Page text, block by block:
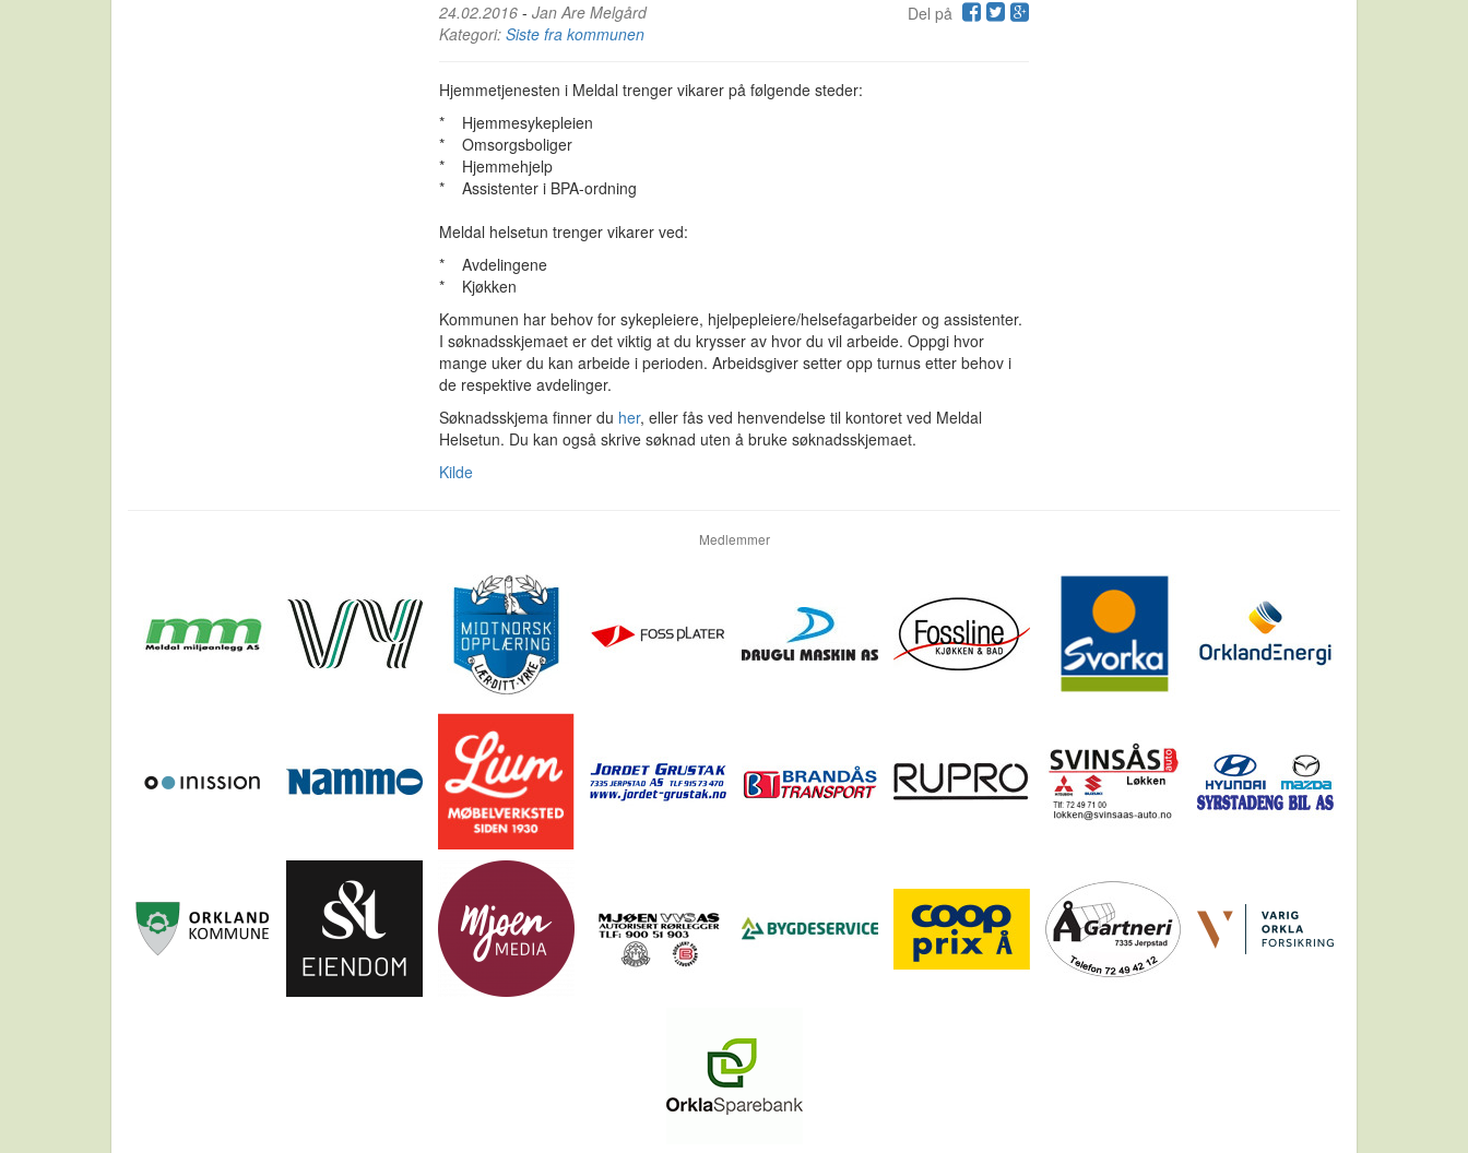
Del på
24.02.2016 - Jan Are Melgård
Kategori: Siste fra kommunen
Hjemmetjenesten i Meldal trenger vikarer på følgende steder:
* Hjemmesykepleien
* Omsorgsboliger
* Hjemmehjelp
* Assistenter i BPA-ordning
Meldal helsetun trenger vikarer ved:
* Avdelingene
* Kjøkken
Kommunen har behov for sykepleiere, hjelpepleiere/helsefagarbeider og assistenter.
I søknadsskjemaet er det viktig at du krysser av hvor du vil arbeide. Oppgi hvor
mange uker du kan arbeide i perioden. Arbeidsgiver setter opp turnus etter behov i
de respektive avdelinger.
Søknadsskjema finner du her, eller fås ved henvendelse til kontoret ved Meldal
Helsetun. Du kan også skrive søknad uten å bruke søknadsskjemaet.
Kilde
Medlemmer